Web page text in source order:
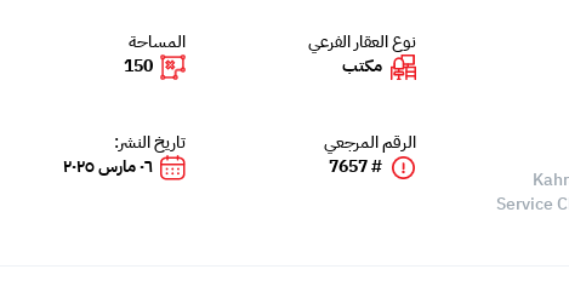
نوع العقار الفرعي
مكتب
المساحة
150
الرقم المرجعي
# 7657
تاريخ النشر:
٠٦ مارس ٢٠٢٥